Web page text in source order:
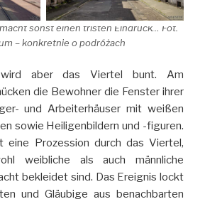
sonst einen tristen Eindruck… Fot.
– konkretnie o podróżach
aber das Viertel bunt. Am
die Bewohner die Fenster ihrer
und Arbeiterhäuser mit weißen
sowie Heiligenbildern und -figuren.
eine Prozession durch das Viertel,
weibliche als auch männliche
bekleidet sind. Das Ereignis lockt
und Gläubige aus benachbarten